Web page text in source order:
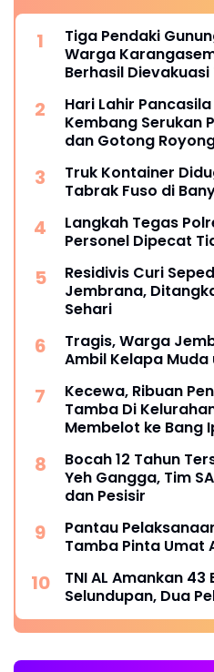
Tiga Pendaki
Warga
Berhasil Dievakuasi
Hari Lahir
Kembang Serukan
dan Gotong
Truk Kontainer
Tabrak Fuso di
Langkah Tegas
Personel Dipecat
Residivis Curi
Jembrana,
Sehari
Tragis, Warga
Ambil Kelapa
Kecewa, Ribuan
Tamba Di
Membelot ke Bang
Bocah 12 Tahun
Yeh Gangga, Tim
dan Pesisir
Pantau
Tamba Pinta Umat
TNI AL Amankan 43
Selundupan, Dua